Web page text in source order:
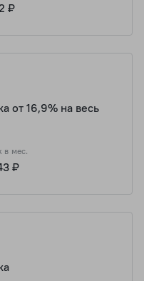
₽
от 16,9% на весь
в мес.
₽